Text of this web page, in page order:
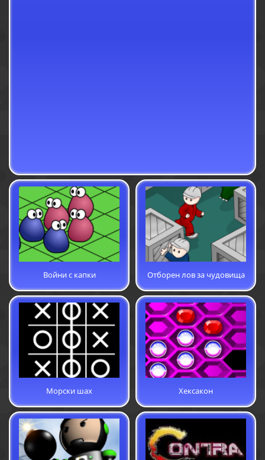
Войни с капки Отборен лов за чудовища
Морски шах Хексакон